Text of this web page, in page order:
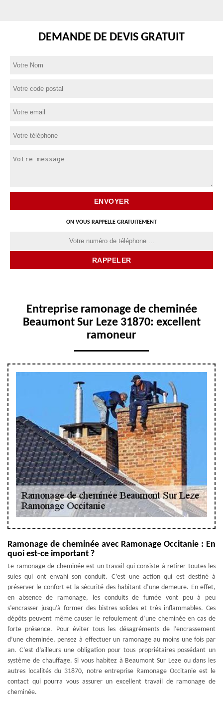
DEMANDE DE DEVIS GRATUIT
ON VOUS RAPPELLE GRATUITEMENT
Entreprise ramonage de cheminée
Beaumont Sur Leze 31870: excellent
ramoneur
Ramonage de cheminée avec Ramonage Occitanie : En
quoi est-ce important ?
Le ramonage de cheminée est un travail qui consiste à retirer toutes les
suies qui ont envahi son conduit. C’est une action qui est destiné à
préserver le confort et la sécurité des habitant d’une demeure. En effet,
en absence de ramonage, les conduits de fumée vont peu à peu
s’encrasser jusqu’à former des bistres solides et très inflammables. Ces
dépôts peuvent même causer le refoulement d’une cheminée en cas de
forte présence. Pour éviter tous les désagréments de l’encrassement
d’une cheminée, pensez à effectuer un ramonage au moins une fois par
an. C’est d’ailleurs une obligation pour tous propriétaires possédant un
système de chauffage. Si vous habitez à Beaumont Sur Leze ou dans les
autres localités du 31870, notre entreprise Ramonage Occitanie est le
contact qui pourra vous assurer un excellent travail de ramonage de
cheminée.